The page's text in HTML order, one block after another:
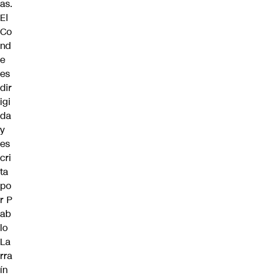
as.
El
Co
nd
e
es
dir
igi
da
y
es
cri
ta
po
r P
ab
lo
La
rra
ín